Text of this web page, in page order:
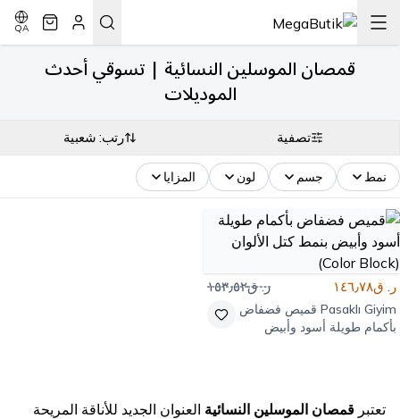
QA
قمصان الموسلين النسائية | تسوقي أحدث
الموديلات
تصفية رتب: شعبية
نمط جسم لون المزايا
ر. ق١٤٦٫٧٨ ر. ق١٥٣٫٥٢
Pasaklı Giyim قميص فضفاض
بأكمام طويلة أسود وأبيض
تعتبر قمصان الموسلين النسائية العنوان الجديد للأناقة المريحة